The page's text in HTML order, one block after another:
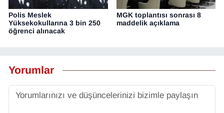
Polis Meslek
Yüksekokullarına 3 bin 250
öğrenci alınacak
MGK toplantısı sonrası 8
maddelik açıklama
Yorumlar